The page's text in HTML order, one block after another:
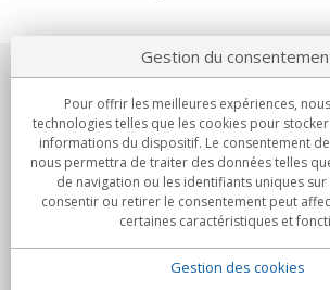
Notre société
Engagements
Achats
Gestion du
Pour offrir les meilleures expériences,
technologies telles que les cookies pour
informations du dispositif. Le consentement
nous permettra de traiter des données telles
de navigation ou les identifiants uniques sur
consentir ou retirer le consentement peut
certaines caractéristiques et
Gestion des cookies